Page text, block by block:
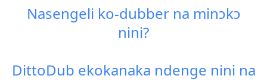
Nasengeli ko-dubber na minɔkɔ
nini?
DittoDub ekokanaka ndenge nini na